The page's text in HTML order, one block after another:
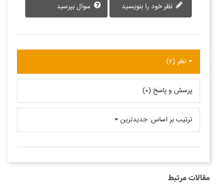
سوال بپرسید
نظر (2)
پرسش و پاسخ (0)
ترتیب بر اساس: جدیدترین
مقالات مرتبط